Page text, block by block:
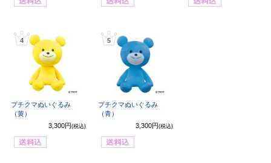
4
プチクマぬいぐるみ
（黄）
3,300円 (税込)
5
プチクマぬいぐるみ
（青）
3,300円 (税込)